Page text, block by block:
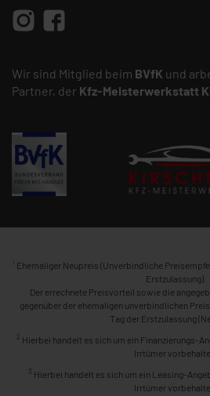
Wir sind Mitglied beim BVfK und
Partner, der Kfz-Meisterwerkstatt
1 Ehemaliger Neupreis (Unverbindliche
Erstzulassung).
Der errechnete Preisvorteil sowie die
gegenüber der ehemaligen unverbindlichen
Tag der Erstzulassung
2 Hierbei handelt es sich um ein Finanzierungs-
Irrtümer
3 Hierbei handelt es sich um ein Leasing-
Irrtümer